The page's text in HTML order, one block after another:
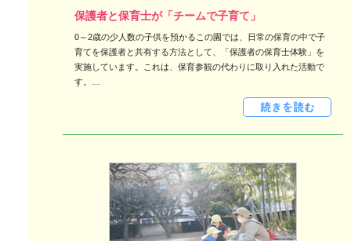
保護者と保育士が「チームで子育て」
0～2歳の少人数の子供を預かるこの園では、日常の保育の中で子
育てを保護者と共有する方法として、「保護者の保育士体験」を
実施しています。これは、保育参観の代わりに取り入れた活動で
す。…